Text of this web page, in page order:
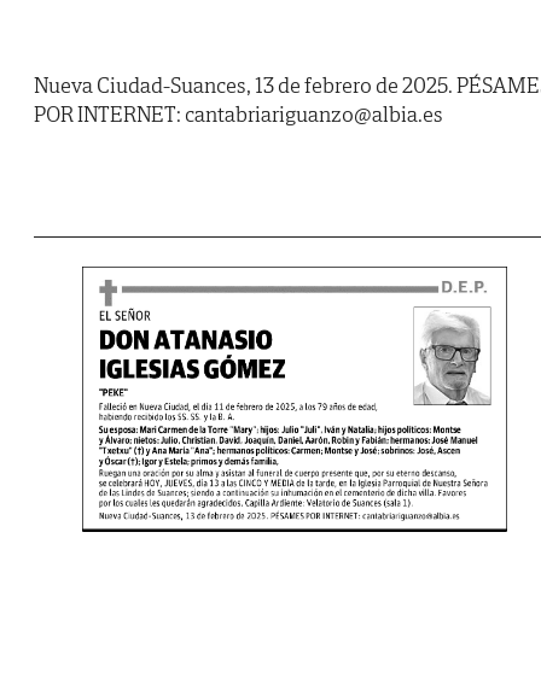
Nueva Ciudad-Suances, 13 de febrero de 2025.
POR INTERNET: cantabriariguanzo@albia.es